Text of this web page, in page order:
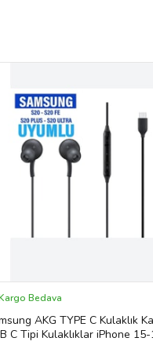
Bedava
AKG TYPE C Kulaklık
C Tipi Kulaklıklar iPhone